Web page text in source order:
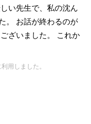
い先生で、私の沈ん
。 お話が終わるのが
ざいました。 これか
用しました。